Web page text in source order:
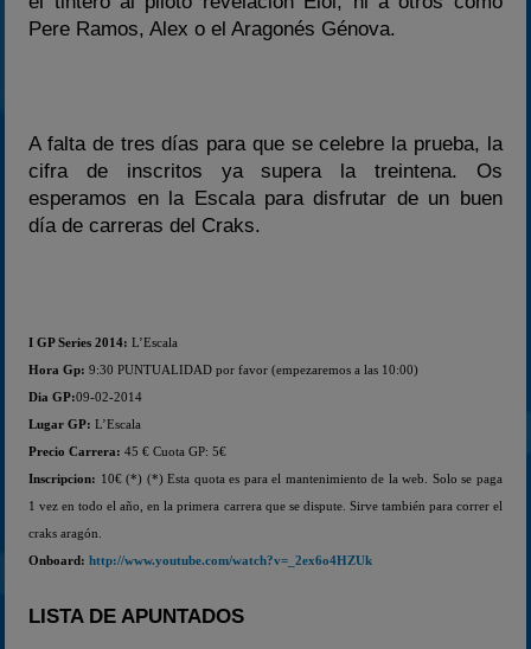
Pere Ramos, Alex o el Aragonés Génova.
A falta de tres días para que se celebre la prueba, la
cifra de inscritos ya supera la treintena. Os
esperamos en la Escala para disfrutar de un buen
día de carreras del Craks.
I GP Series 2014: L’Escala
Hora Gp: 9:30 PUNTUALIDAD por favor (empezaremos a las 10:00)
Dia GP:09-02-2014
Lugar GP: L’Escala
Precio Carrera: 45 € Cuota GP: 5€
Inscripcion: 10€ (*) (*) Esta quota es para el mantenimiento de la web. Solo se paga
1 vez en todo el año, en la primera carrera que se dispute. Sirve también para correr el
craks aragón.
Onboard: http://www.youtube.com/watch?v=_2ex6o4HZUk
LISTA DE APUNTADOS